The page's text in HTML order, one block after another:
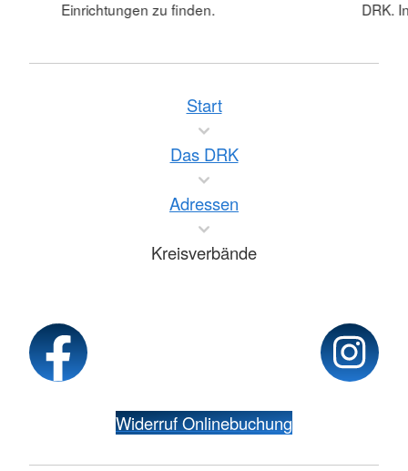
Einrichtungen zu finden.
DRK.
Start
Das DRK
Adressen
Kreisverbände
Widerruf Onlinebuchung